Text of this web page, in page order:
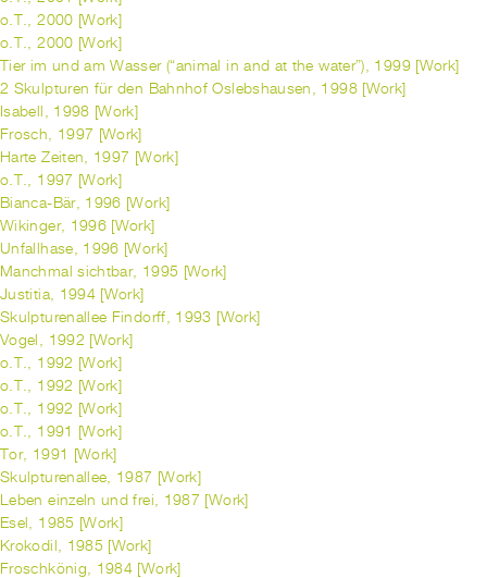
o.T., 2000 [Work]
o.T., 2000 [Work]
Tier im und am Wasser (“animal in and at the water”), 1999 [Work]
2 Skulpturen für den Bahnhof Oslebshausen, 1998 [Work]
Isabell, 1998 [Work]
Frosch, 1997 [Work]
Harte Zeiten, 1997 [Work]
o.T., 1997 [Work]
Bianca-Bär, 1996 [Work]
Wikinger, 1996 [Work]
Unfallhase, 1996 [Work]
Manchmal sichtbar, 1995 [Work]
Justitia, 1994 [Work]
Skulpturenallee Findorff, 1993 [Work]
Vogel, 1992 [Work]
o.T., 1992 [Work]
o.T., 1992 [Work]
o.T., 1992 [Work]
o.T., 1991 [Work]
Tor, 1991 [Work]
Skulpturenallee, 1987 [Work]
Leben einzeln und frei, 1987 [Work]
Esel, 1985 [Work]
Krokodil, 1985 [Work]
Froschkönig, 1984 [Work]